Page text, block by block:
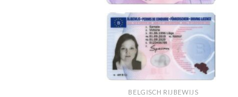
BELGISCH RIJBEWIJS